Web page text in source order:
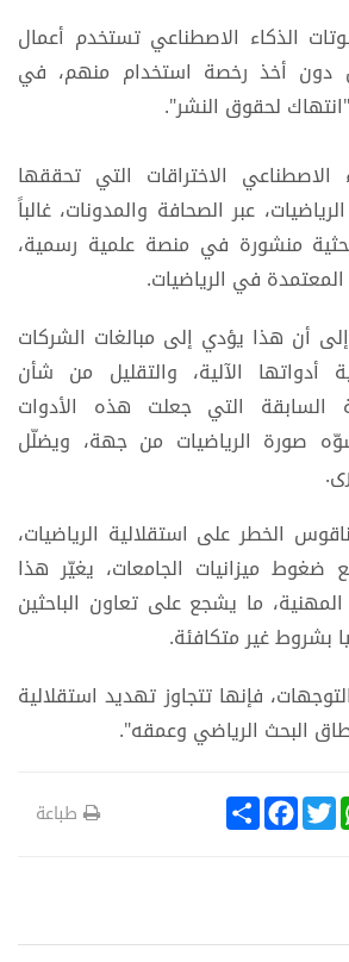
الذكاء الاصطناعي تستخدم أعمال
دون أخذ رخصة استخدام منهم، في
لحقوق النشر".
الاختراقات التي تحققها
عبر الصحافة والمدونات، غالباً
منشورة في منصة علمية رسمية،
في الرياضيات.
إلى أن هذا يؤدي إلى مبالغات الشركات
أدواتها الآلية، والتقليل من شأن
السابقة التي جعلت هذه الأدوات
صورة الرياضيات من جهة، ويضلّل
الخطر على استقلالية الرياضيات،
ميزانيات الجامعات، يغيّر هذا
المهنية، ما يشجع على تعاون الباحثين
بشروط غير متكافئة.
فإنها تتجاوز تهديد استقلالية
البحث الرياضي وعمقه".
S
h
F
a
k
T
w طباعة